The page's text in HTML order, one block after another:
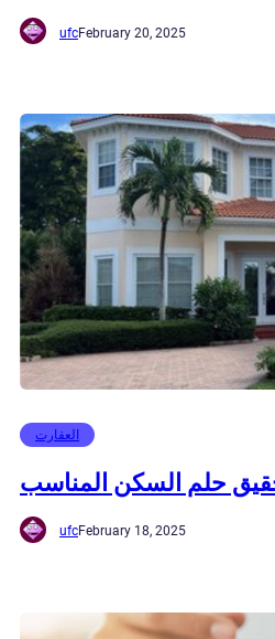
ufcFebruary 20, 2025
العقارت
حلم السكن المناسب
ufcFebruary 18, 2025